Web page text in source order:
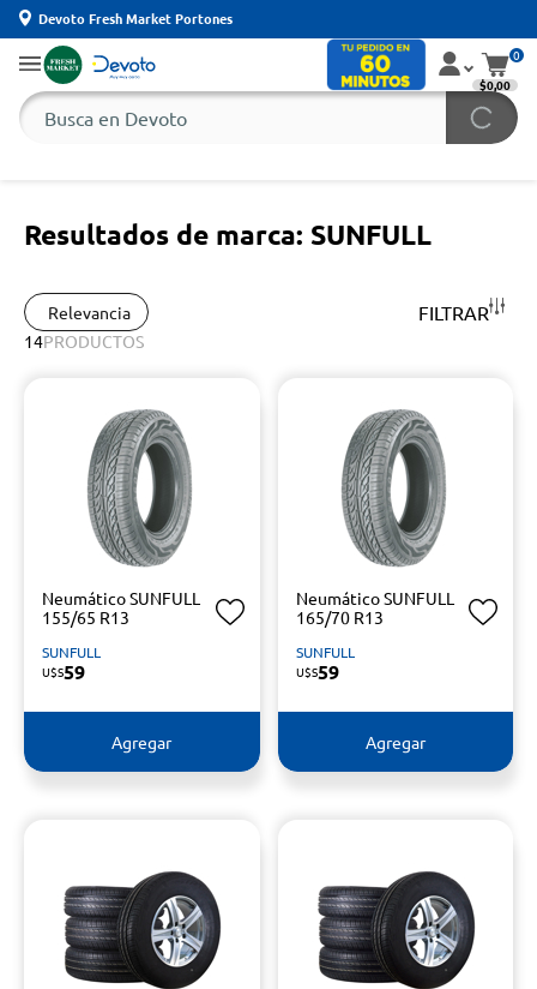
Devoto Fresh Market Portones
0
$0,00
Resultados de marca: SUNFULL
Relevancia FILTRAR
14PRODUCTOS
Neumático SUNFULL
155/65 R13
SUNFULL
U$S59
Agregar
Neumático SUNFULL
165/70 R13
SUNFULL
U$S59
Agregar